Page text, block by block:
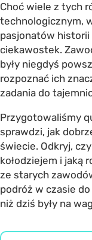
Choć wiele z tych
technologicznym,
pasjonatów
ciekawostek.
były niegdyś
rozpoznać ich
zadania do
Przygotowaliśmy
sprawdzi, jak
świecie. Odkryj,
kołodziejem i jaką
ze starych
podróż w czasie
niż dziś były na